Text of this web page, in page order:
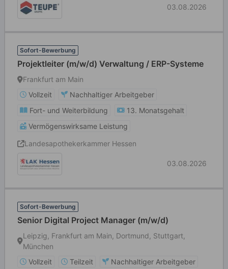
03.08.2026
Sofort-Bewerbung
Projektleiter (m/w/d) Verwaltung / ERP-Systeme
Frankfurt am Main
Vollzeit
Nachhaltiger Arbeitgeber
Fort- und Weiterbildung
13. Monatsgehalt
Vermögenswirksame Leistung
Landesapothekerkammer Hessen
03.08.2026
Sofort-Bewerbung
Senior Digital Project Manager (m/w/d)
Leipzig, Frankfurt am Main, Dortmund, Stuttgart,
München
Vollzeit
Teilzeit
Nachhaltiger Arbeitgeber